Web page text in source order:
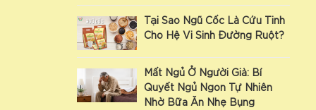
Tại Sao Ngũ Cốc Là Cứu Tinh
Cho Hệ Vi Sinh Đường Ruột?
Mất Ngủ Ở Người Già: Bí
Quyết Ngủ Ngon Tự Nhiên
Nhờ Bữa Ăn Nhẹ Bụng